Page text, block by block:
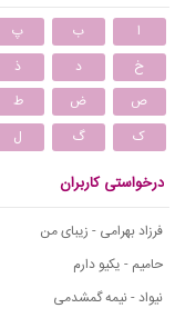
ا ب پ
خ
د ذ
ص
ض ط
ک
گ ل
درخواستی کاربران
فرزاد بهرامی - زیبای من
حامیم - یکیو دارم
نیواد - نیمه گمشدمی